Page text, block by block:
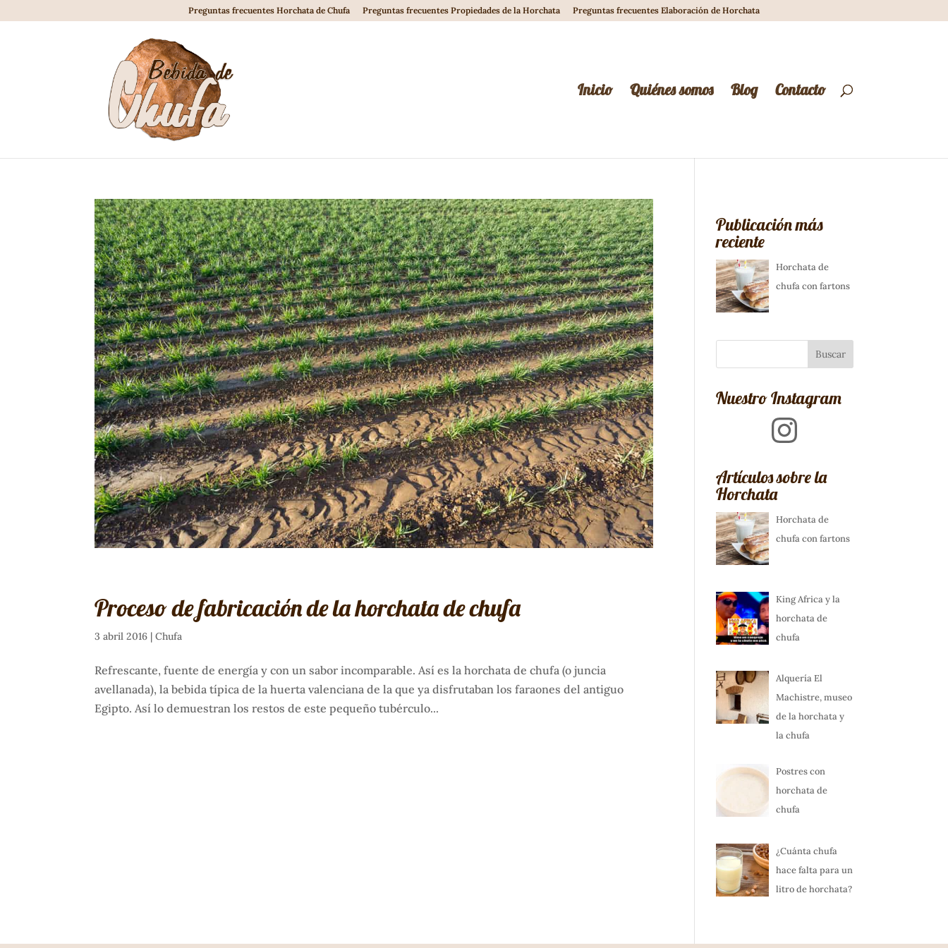
Preguntas frecuentes Horchata de Chufa Preguntas frecuentes Propiedades de la Horchata Preguntas frecuentes Elaboración de Horchata
Inicio Quiénes somos Blog Contacto
Proceso de fabricación de la horchata de chufa
3 abril 2016 |Chufa
Refrescante, fuente de energía y con un sabor incomparable. Así es la horchata de chufa (o juncia
avellanada), la bebida típica de la huerta valenciana de la que ya disfrutaban los faraones del antiguo
Egipto. Así lo demuestran los restos de este pequeño tubérculo...
Publicación más
reciente
Horchata de
chufa con fartons
Nuestro Instagram
Instagram
Artículos sobre la
Horchata
Horchata de
chufa con fartons
King Africa y la
horchata de
chufa
Alquería El
Machistre, museo
de la horchata y
la chufa
Postres con
horchata de
chufa
¿Cuánta chufa
hace falta para un
litro de horchata?